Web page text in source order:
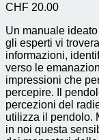
CHF 20.00
Un manuale
gli esperti vi
informazioni,
verso le
impressioni che
percepire. Il
percezioni del
utilizza il pendolo.
in noi questa